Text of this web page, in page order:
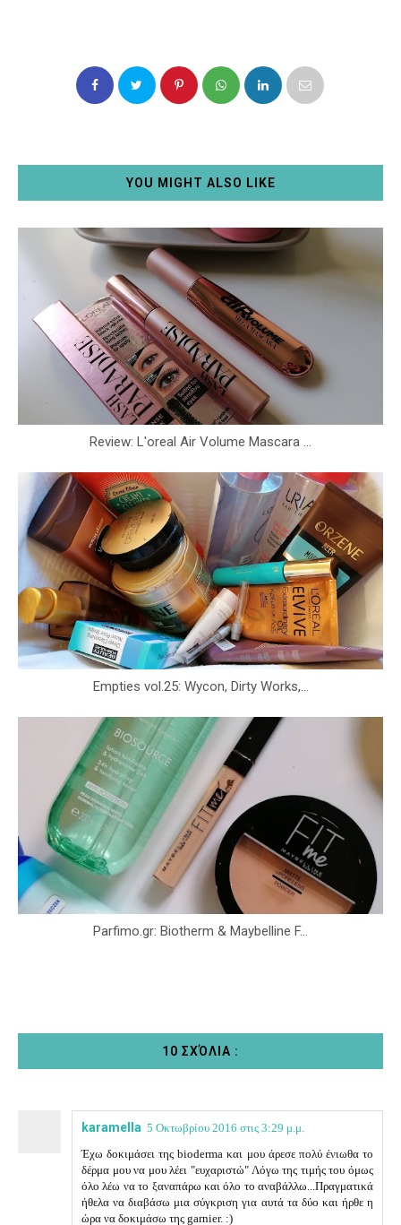
YOU MIGHT ALSO LIKE
Review: L'oreal Air Volume Mascara ...
Empties vol.25: Wycon, Dirty Works,...
Parfimo.gr: Biotherm & Maybelline F...
10 ΣΧΌΛΙΑ :
karamella 5 Οκτωβρίου 2016 στις 3:29 μ.μ.
Έχω δοκιμάσει της bioderma και μου άρεσε πολύ ένιωθα το
δέρμα μου να μου λέει "ευχαριστώ" Λόγω της τιμής του όμως
όλο λέω να το ξαναπάρω και όλο το αναβάλλω...Πραγματικά
ήθελα να διαβάσω μια σύγκριση για αυτά τα δύο και ήρθε η
ώρα να δοκιμάσω της garnier. :)